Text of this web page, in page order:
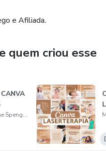
e Afiliada.
quem criou esse
Magda Taciane Spengler